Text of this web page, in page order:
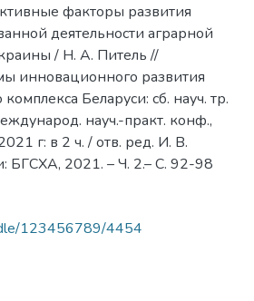
факторы развития
деятельности аграрной
/ Н. А. Питель //
инновационного развития
Беларуси: сб. науч. тр.
науч.-практ. конф.,
г: в 2 ч. / отв. ред. И. В.
БГСХА, 2021. – Ч. 2.– С. 92-98
123456789/4454